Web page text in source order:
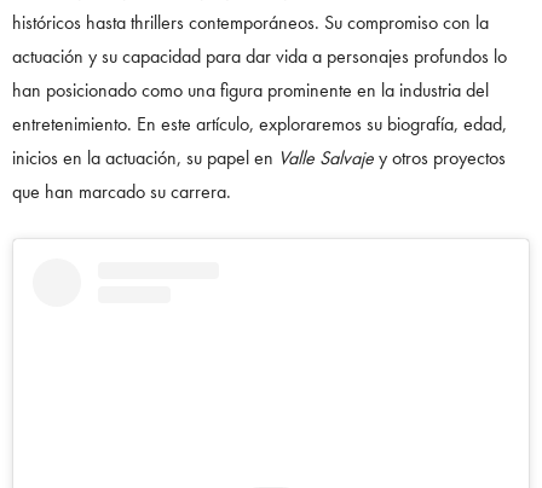
históricos hasta thrillers contemporáneos. Su compromiso con la
actuación y su capacidad para dar vida a personajes profundos lo
han posicionado como una figura prominente en la industria del
entretenimiento. En este artículo, exploraremos su biografía, edad,
inicios en la actuación, su papel en Valle Salvajey otros proyectos
que han marcado su carrera.